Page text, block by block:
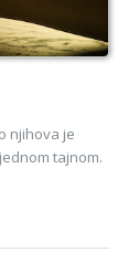
njihova je
tajnom.